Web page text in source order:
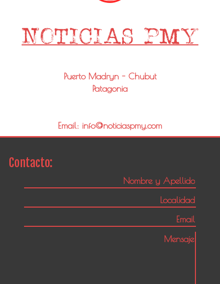
Puerto Madryn - Chubut
Patagonia
Email: info@noticiaspmy.com
Contacto: